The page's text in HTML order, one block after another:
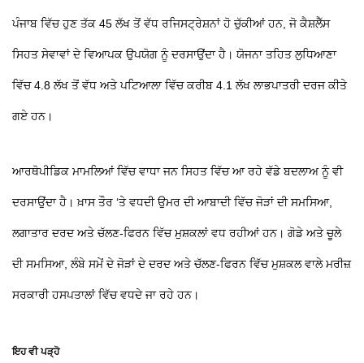
ਪੰਜਾਬ ਵਿੱਚ ਹੁਣ ਤੱਕ 45 ਲੱਖ ਤੋਂ ਵੱਧ ਰਜਿਸਟ੍ਰੇਸ਼ਨਾਂ ਹੋ ਚੁੱਕੀਆਂ ਹਨ, ਜੋ ਕੈਸ਼ਲੈੱਸ
ਸਿਹਤ ਸੇਵਾਵਾਂ ਦੇ ਵਿਆਪਕ ਉਪਯੋਗ ਨੂੰ ਦਰਸਾਉਂਦਾ ਹੈ। ਯੋਜਨਾ ਤਹਿਤ ਲੁਧਿਆਣਾ
ਵਿੱਚ 4.8 ਲੱਖ ਤੋਂ ਵੱਧ ਅਤੇ ਪਟਿਆਲਾ ਵਿੱਚ ਕਰੀਬ 4.1 ਲੱਖ ਲਾਭਪਾਤਰੀ ਦਰਜ ਕੀਤੇ
ਗਏ ਹਨ।
ਆਰਥੋਪੀਡਿਕ ਮਾਮਲਿਆਂ ਵਿੱਚ ਵਾਧਾ ਜਨ ਸਿਹਤ ਵਿੱਚ ਆ ਰਹੇ ਵੱਡੇ ਬਦਲਾਅ ਨੂੰ ਵੀ
ਦਰਸਾਉਂਦਾ ਹੈ। ਖ਼ਾਸ ਤੌਰ ‘ਤੇ ਵਧਦੀ ਉਮਰ ਦੀ ਆਬਾਦੀ ਵਿੱਚ ਜੋੜਾਂ ਦੀ ਸਮਸਿਆ,
ਲਗਾਤਾਰ ਦਰਦ ਅਤੇ ਚੱਲਣ-ਫਿਰਨ ਵਿੱਚ ਮੁਸ਼ਕਲਾਂ ਵਧ ਰਹੀਆਂ ਹਨ। ਗੋਡੇ ਅਤੇ ਚੂਲੇ
ਦੀ ਸਮਸਿਆ, ਲੰਬੇ ਸਮੇਂ ਦੇ ਜੋੜਾਂ ਦੇ ਦਰਦ ਅਤੇ ਚੱਲਣ-ਫਿਰਨ ਵਿੱਚ ਮੁਸ਼ਕਲ ਵਾਲੇ ਮਰੀਜ਼
ਸਰਕਾਰੀ ਹਸਪਤਾਲਾਂ ਵਿੱਚ ਵਧਦੇ ਜਾ ਰਹੇ ਹਨ।
ਇਹ ਵੀ ਪੜ੍ਹੋ